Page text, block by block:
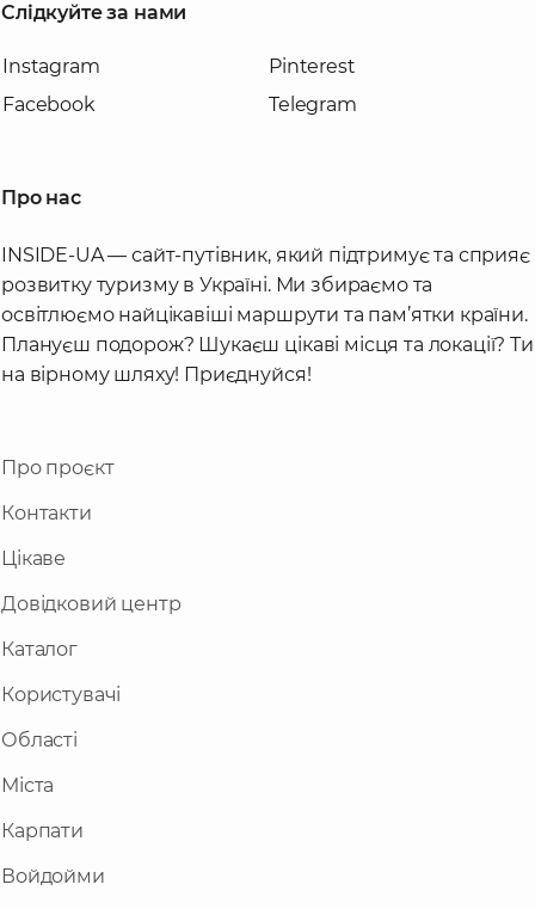
Слідкуйте за нами
Instagram
Facebook
Pinterest
Telegram
Про нас
INSIDE-UA — сайт-путівник, який підтримує та сприяє
розвитку туризму в Україні. Ми збираємо та
освітлюємо найцікавіші маршрути та пам’ятки країни.
Плануєш подорож? Шукаєш цікаві місця та локації? Ти
на вірному шляху! Приєднуйся!
Про проєкт
Контакти
Цікаве
Довідковий центр
Каталог
Користувачі
Області
Міста
Карпати
Войдойми